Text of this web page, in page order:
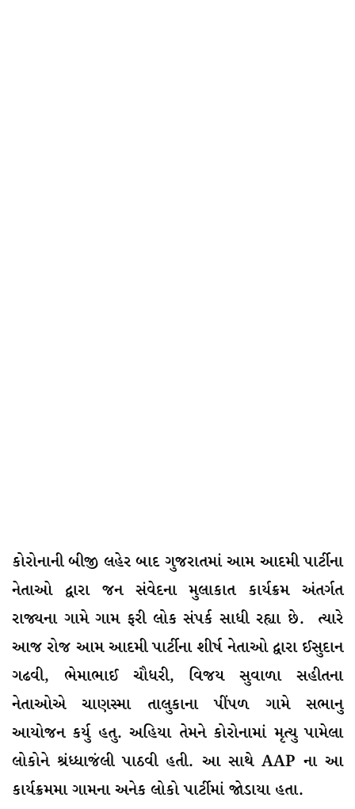
કોરોનાની બીજી લહેર બાદ ગુજરાતમાં આમ આદમી પાર્ટીના
નેતાઓ દ્વારા જન સંવેદના મુલાકાત કાર્યક્રમ અંતર્ગત
રાજ્યના ગામે ગામ ફરી લોક સંપર્ક સાધી રહ્યા છે. ત્યારે
આજ રોજ આમ આદમી પાર્ટીના શીર્ષ નેતાઓ દ્વારા ઈસુદાન
ગઢવી, ભેમાભાઈ ચૌધરી, વિજય સુવાળા સહીતના
નેતાઓએ ચાણસ્મા તાલુકાના પીંપળ ગામે સભાનુ
આયોજન કર્યુ હતુ. અહિયા તેમને કોરોનામાં મૃત્યુ પામેલા
લોકોને શ્રંધ્ધાજંલી પાઠવી હતી. આ સાથે AAP ના આ
કાર્યક્રમમા ગામના અનેક લોકો પાર્ટીમાં જોડાયા હતા.